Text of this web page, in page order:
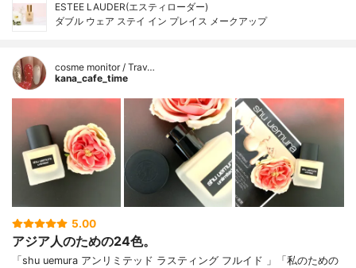
ESTEE LAUDER(エスティローダー)
ダブル ウェア ステイ イン プレイス メークアップ
cosme monitor / Trav…
kana_cafe_time
5.00
アジア人のための24色。
「shu uemura アンリミテッド ラスティング フルイド 」「私のための